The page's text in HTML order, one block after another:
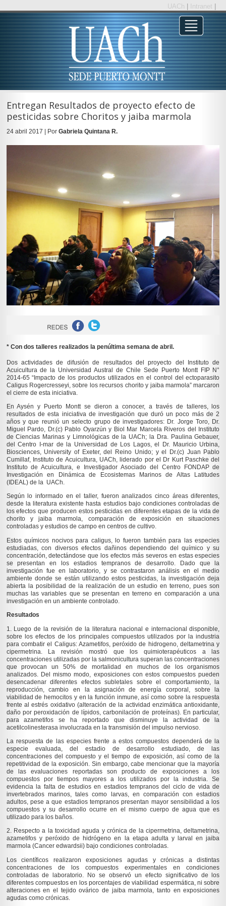
UACh Intranet
Entregan Resultados de proyecto efecto de
pesticidas sobre Choritos y jaiba marmola
24 abril 2017 | Por Gabriela Quintana R.
* Con dos talleres realizados la penúltima semana de abril.
Dos actividades de difusión de resultados del proyecto del Instituto de
Acuicultura de la Universidad Austral de Chile Sede Puerto Montt FIP N°
2014-65 “Impacto de los productos utilizados en el control del ectoparasito
Caligus Rogercresseyi, sobre los recursos chorito y jaiba marmola” marcaron
el cierre de esta iniciativa.
En Aysén y Puerto Montt se dieron a conocer, a través de talleres, los
resultados de esta iniciativa de investigación que duró un poco más de 2
años y que reunió un selecto grupo de investigadores: Dr. Jorge Toro, Dr.
Miguel Pardo, Dr.(c) Pablo Oyarzún y Biol Mar Marcela Riveros del Instituto
de Ciencias Marinas y Limnológicas de la UACh; la Dra. Paulina Gebauer,
del Centro I-mar de la Universidad de Los Lagos, el Dr. Mauricio Urbina,
Biosciences, University of Exeter, del Reino Unido; y el Dr.(c) Juan Pablo
Cumillaf, Instituto de Acuicultura, UACh, liderado por el Dr Kurt Paschke del
Instituto de Acuicultura, e Investigador Asociado del Centro FONDAP de
Investigación en Dinámica de Ecosistemas Marinos de Altas Latitudes
(IDEAL) de la UACh.
Según lo informado en el taller, fueron analizados cinco áreas diferentes,
desde la literatura existente hasta estudios bajo condiciones controladas de
los efectos que producen estos pesticidas en diferentes etapas de la vida de
chorito y jaiba marmola, comparación de exposición en situaciones
controladas y estudios de campo en centros de cultivo.
Estos químicos nocivos para caligus, lo fueron también para las especies
estudiadas, con diversos efectos dañinos dependiendo del químico y su
concentración, detectándose que los efectos más severos en estas especies
se presentan en los estadios tempranos de desarrollo. Dado que la
investigación fue en laboratorio, y se contrastaron análisis en el medio
ambiente donde se están utilizando estos pesticidas, la investigación deja
abierta la posibilidad de la realización de un estudio en terreno, pues son
muchas las variables que se presentan en terreno en comparación a una
investigación en un ambiente controlado.
Resultados
1. Luego de la revisión de la literatura nacional e internacional disponible,
sobre los efectos de los principales compuestos utilizados por la industria
para combatir el Caligus: Azametifos, peróxido de hidrogeno, deltametrina y
cipermetrina. La revisión mostró que los quimioterapéuticos a las
concentraciones utilizadas por la salmonicultura superan las concentraciones
que provocan un 50% de mortalidad en muchos de los organismos
analizados. Del mismo modo, exposiciones con estos compuestos pueden
desencadenar diferentes efectos subletales sobre el comportamiento, la
reproducción, cambio en la asignación de energía corporal, sobre la
viabilidad de hemocitos y en la función inmune, así como sobre la respuesta
frente al estrés oxidativo (alteración de la actividad enzimática antioxidante,
daño por peroxidación de lípidos, carbonilación de proteínas). En particular,
para azametifos se ha reportado que disminuye la actividad de la
acetilcolinesterasa involucrada en la transmisión del impulso nervioso.
La respuesta de las especies frente a estos compuestos dependerá de la
especie evaluada, del estadio de desarrollo estudiado, de las
concentraciones del compuesto y el tiempo de exposición, así como de la
repetitividad de la exposición. Sin embargo, cabe mencionar que la mayoría
de las evaluaciones reportadas son producto de exposiciones a los
compuestos por tiempos mayores a los utilizados por la industria. Se
evidencia la falta de estudios en estadios tempranos del ciclo de vida de
invertebrados marinos, tales como larvas, en comparación con estadios
adultos, pese a que estadios tempranos presentan mayor sensibilidad a los
compuestos y su desarrollo ocurre en el mismo cuerpo de agua que es
utilizado para los baños.
2. Respecto a la toxicidad aguda y crónica de la cipermetrina, deltametrina,
azametifos y peróxido de hidrógeno en la etapa adulta y larval en jaiba
marmola (Cancer edwardsii) bajo condiciones controladas.
Los científicos realizaron exposiciones agudas y crónicas a distintas
concentraciones de los compuestos experimentales en condiciones
controladas de laboratorio. No se observó un efecto significativo de los
diferentes compuestos en los porcentajes de viabilidad espermática, ni sobre
alteraciones en el tejido ovárico de jaiba marmola, tanto en exposiciones
agudas como crónicas.